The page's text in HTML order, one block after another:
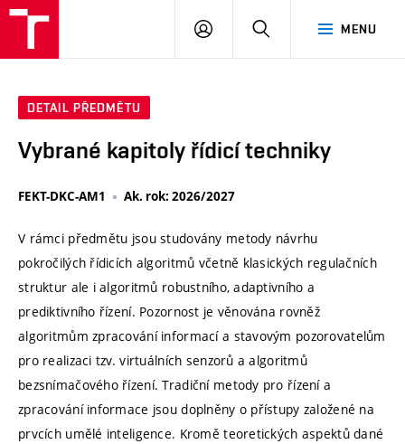
MENU
PŘIHLÁSIT
DETAIL PŘEDMĚTU
Vybrané kapitoly řídicí techniky
FEKT-DKC-AM1 Ak. rok: 2026/2027
V rámci předmětu jsou studovány metody návrhu
pokročilých řídicích algoritmů včetně klasických regulačních
struktur ale i algoritmů robustního, adaptivního a
prediktivního řízení. Pozornost je věnována rovněž
algoritmům zpracování informací a stavovým pozorovatelům
pro realizaci tzv. virtuálních senzorů a algoritmů
bezsnímačového řízení. Tradiční metody pro řízení a
zpracování informace jsou doplněny o přístupy založené na
prvcích umělé inteligence. Kromě teoretických aspektů dané